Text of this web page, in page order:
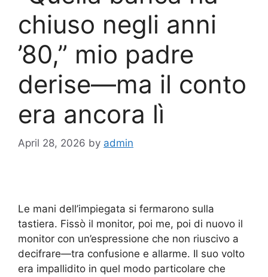
chiuso negli anni
’80,” mio padre
derise—ma il conto
era ancora lì
April 28, 2026 by admin
Le mani dell’impiegata si fermarono sulla
tastiera. Fissò il monitor, poi me, poi di nuovo il
monitor con un’espressione che non riuscivo a
decifrare—tra confusione e allarme. Il suo volto
era impallidito in quel modo particolare che